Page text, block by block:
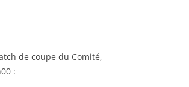
de coupe du Comité,
: